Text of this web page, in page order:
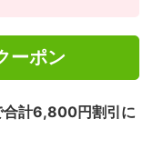
ーポン
合計6,800円割引に